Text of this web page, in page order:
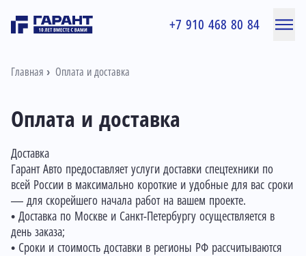
+7 910 468 80 84
Главная Оплата и доставка
Оплата и доставка
Доставка
Гарант Авто предоставляет услуги доставки спецтехники по
всей России в максимально короткие и удобные для вас сроки
— для скорейшего начала работ на вашем проекте.
• Доставка по Москве и Санкт-Петербургу осуществляется в
день заказа;
• Сроки и стоимость доставки в регионы РФ рассчитываются